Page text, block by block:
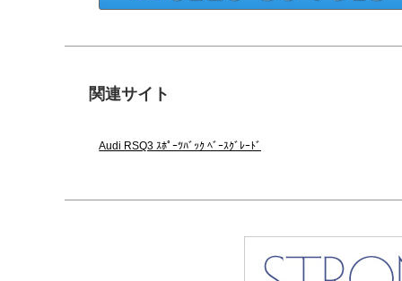
関連サイト
Audi RSQ3 ｽﾎﾟｰﾂﾊﾞｯｸ ﾍﾞｰｽｸﾞﾚｰﾄﾞ